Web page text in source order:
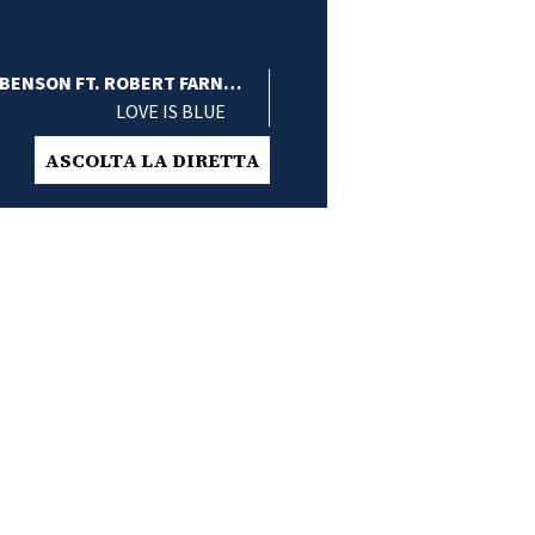
FT. ROBERT FARNON
ORCHESTRA
LOVE IS BLUE
ASCOLTA LA DIRETTA